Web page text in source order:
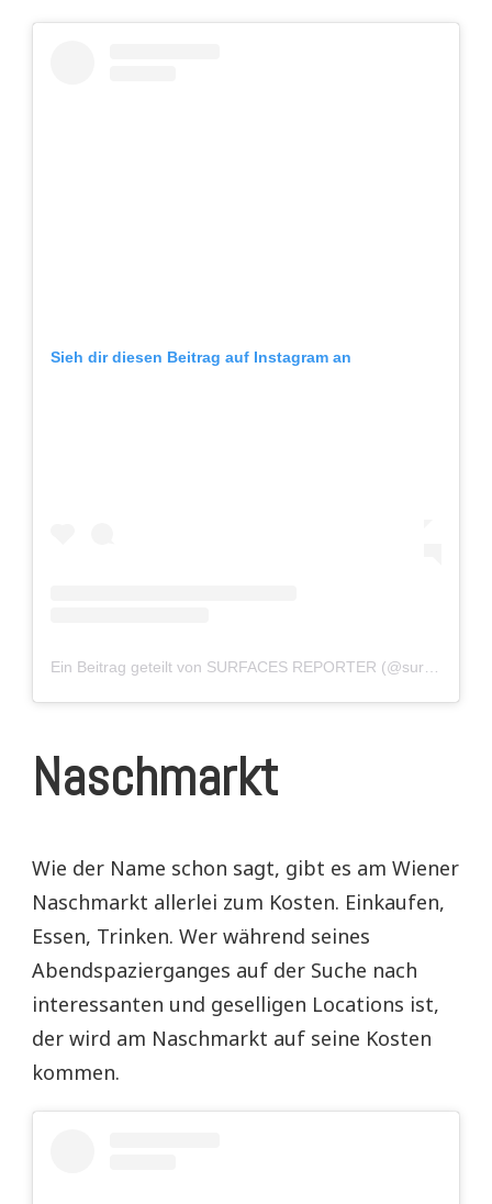
Sieh dir diesen Beitrag auf Instagram an
Ein Beitrag geteilt von SURFACES REPORTER (@surfacesreportermagazine)
Naschmarkt
Wie der Name schon sagt, gibt es am Wiener
Naschmarkt allerlei zum Kosten. Einkaufen,
Essen, Trinken. Wer während seines
Abendspazierganges auf der Suche nach
interessanten und geselligen Locations ist,
der wird am Naschmarkt auf seine Kosten
kommen.